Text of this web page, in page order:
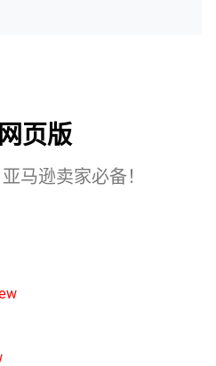
页版
马逊卖家必备！